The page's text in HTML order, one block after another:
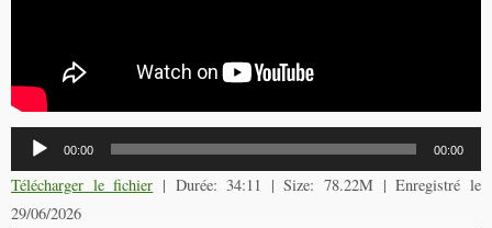
Lecteur
audio
00:00 00:00
Télécharger le fichier | Durée: 34:11 | Size: 78.22M | Enregistré le
29/06/2026